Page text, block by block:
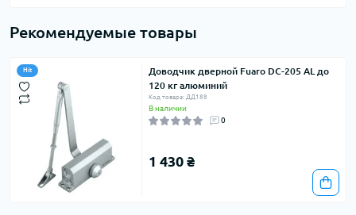
Рекомендуемые товары
Hit
Доводчик дверной Fuaro DC-205 AL до
120 кг алюминий
Код товара: ДД188
В наличии
0
1 430 ₴